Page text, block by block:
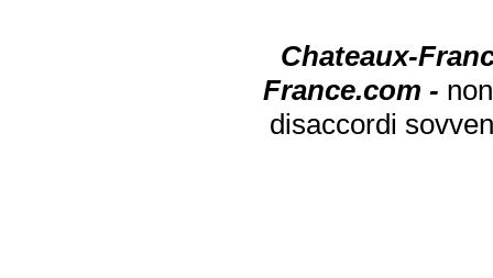
Chateaux-
France.com -
disaccordi